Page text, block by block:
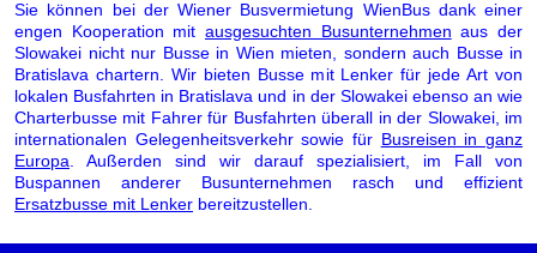
Sie können bei der Wiener Busvermietung WienBus dank einer
engen Kooperation mit ausgesuchten Busunternehmen aus der
Slowakei nicht nur Busse in Wien mieten, sondern auch Busse in
Bratislava chartern. Wir bieten Busse mit Lenker für jede Art von
lokalen Busfahrten in Bratislava und in der Slowakei ebenso an wie
Charterbusse mit Fahrer für Busfahrten überall in der Slowakei, im
internationalen Gelegenheitsverkehr sowie für Busreisen in ganz
Europa . Außerden sind wir darauf spezialisiert, im Fall von
Buspannen anderer Busunternehmen rasch und effizient
Ersatzbusse mit Lenker bereitzustellen.